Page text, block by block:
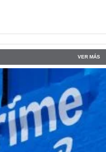
VER MÁS